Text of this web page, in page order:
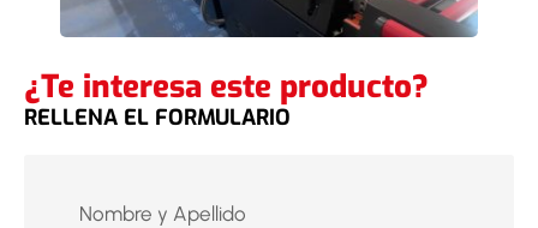
¿Te interesa este producto?
RELLENA EL FORMULARIO